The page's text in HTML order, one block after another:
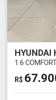
HYUNDAI
1.6
R$